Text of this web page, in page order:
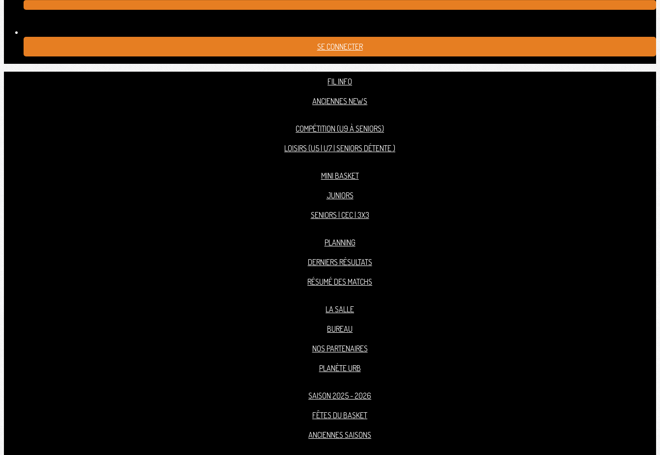
SE CONNECTER
FIL INFO
ANCIENNES NEWS
COMPÉTITION (U9 À SENIORS)
LOISIRS (U5 | U7 | SENIORS DÉTENTE )
MINI BASKET
JUNIORS
SENIORS | CEC | 3X3
PLANNING
DERNIERS RÉSULTATS
RÉSUMÉ DES MATCHS
LA SALLE
BUREAU
NOS PARTENAIRES
PLANÈTE URB
SAISON 2025 - 2026
FÊTES DU BASKET
ANCIENNES SAISONS